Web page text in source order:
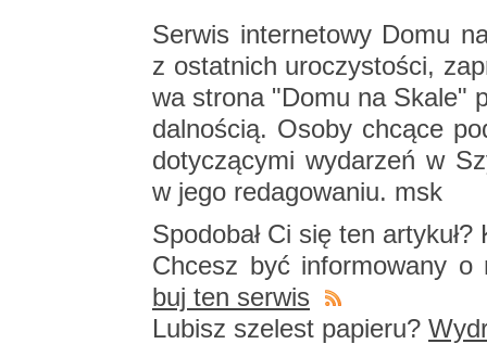
Ser­wis in­ter­ne­to­wy Domu
z ostat­nich uro­czy­sto­ści,
wa stro­na "Domu na Skale"
dal­no­ścią. Osoby chcą­ce
do­ty­czą­cy­mi wy­da­rzeń w
w jego re­da­go­wa­niu. msk
Spodo­bał Ci się ten
Chcesz być in­for­mo­wa­ny o
buj ten ser­wis
Lu­bisz sze­lest pa­pie­ru?